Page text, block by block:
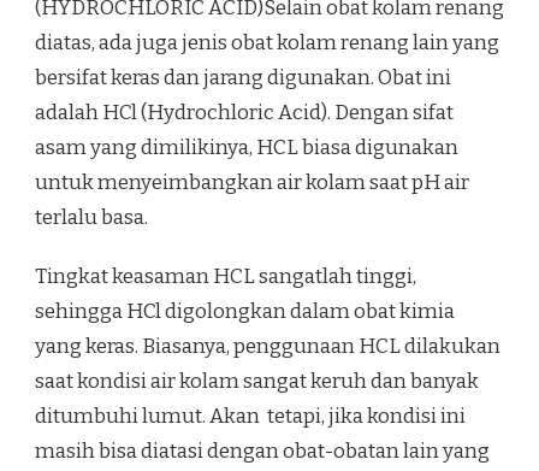
(HYDROCHLORIC ACID)Selain obat kolam renang
diatas, ada juga jenis obat kolam renang lain yang
bersifat keras dan jarang digunakan. Obat ini
adalah HCl (Hydrochloric Acid). Dengan sifat
asam yang dimilikinya, HCL biasa digunakan
untuk menyeimbangkan air kolam saat pH air
terlalu basa.
Tingkat keasaman HCL sangatlah tinggi,
sehingga HCl digolongkan dalam obat kimia
yang keras. Biasanya, penggunaan HCL dilakukan
saat kondisi air kolam sangat keruh dan banyak
ditumbuhi lumut. Akan tetapi, jika kondisi ini
masih bisa diatasi dengan obat-obatan lain yang